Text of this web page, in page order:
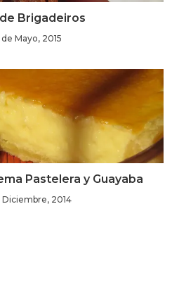
Brigadeiros
Mayo, 2015
Pastelera y Guayaba
Diciembre, 2014